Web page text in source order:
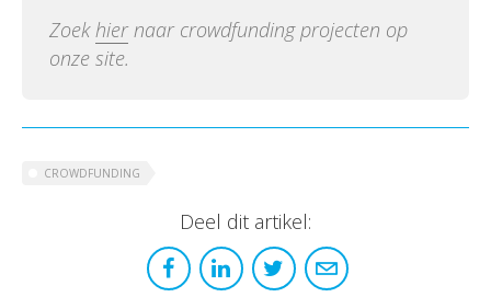
Zoek hiernaar crowdfunding projecten op
onze site.
CROWDFUNDING
Deel dit artikel: